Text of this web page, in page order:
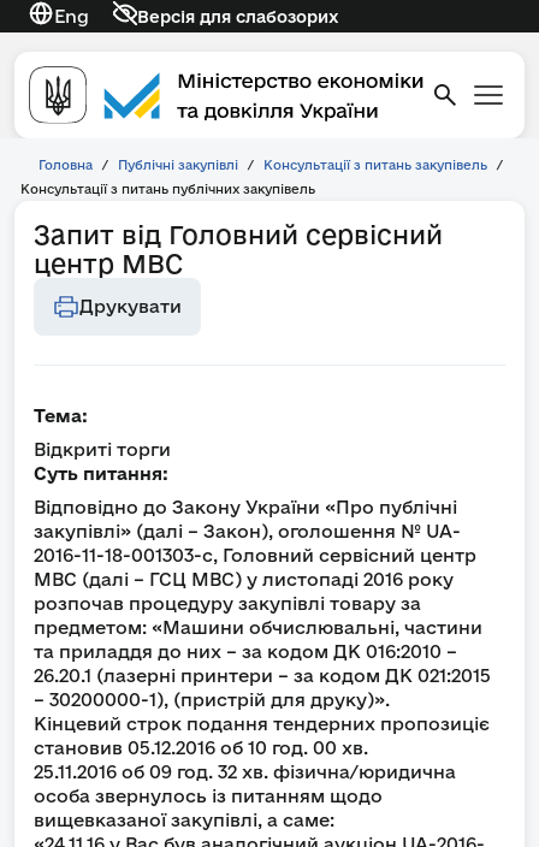
Eng Версія для слабозорих
Головна / Публічні закупівлі / Консультації з питань закупівель
/
Консультації з питань публічних закупівель
Запит від Головний сервісний
центр МВС
Друкувати
Тема:
Відкриті торги
Суть питання:
Відповідно до Закону України «Про публічні
закупівлі» (далі – Закон), оголошення № UA-
2016-11-18-001303-c, Головний сервісний центр
МВС (далі – ГСЦ МВС) у листопаді 2016 року
розпочав процедуру закупівлі товару за
предметом: «Машини обчислювальні, частини
та приладдя до них – за кодом ДК 016:2010 –
26.20.1 (лазерні принтери – за кодом ДК 021:2015
– 30200000-1), (пристрій для друку)».
Кінцевий строк подання тендерних пропозиціє
становив 05.12.2016 об 10 год. 00 хв.
25.11.2016 об 09 год. 32 хв. фізична/юридична
особа звернулось із питанням щодо
вищевказаної закупівлі, а саме: